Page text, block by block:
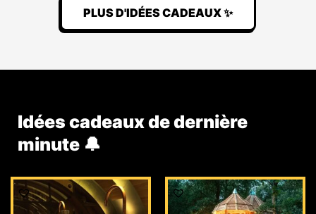
PLUS D'IDÉES CADEAUX ✨
Idées cadeaux de dernière
minute 🔔